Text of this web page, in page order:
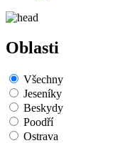
Oblasti
Všechny
Jeseníky
Beskydy
Poodří
Ostrava